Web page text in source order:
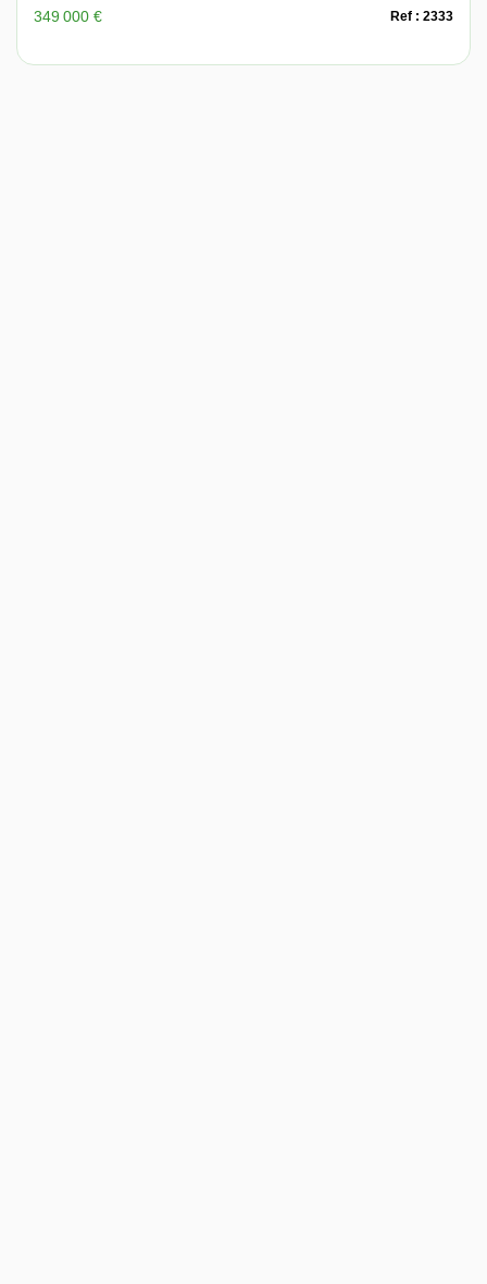
349 000 € Ref : 2333